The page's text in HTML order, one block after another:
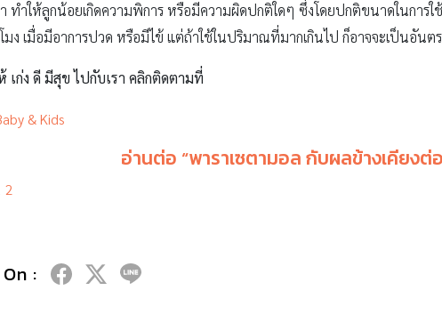
ทำให้ลูกน้อยเกิดความพิการ หรือมีความผิดปกติใดๆ ซึ่งโดยปกติขนาดในการ
มง เมื่อมีอาการปวด หรือมีไข้ แต่ถ้าใช้ในปริมาณที่มากเกินไป ก็อาจจะเป็นอันต
เก่ง ดี มีสุข ไปกับเรา คลิกติดตามที่
& Kids
อ่านต่อ “พาราเซตามอล กับผลข้างเคียง
2
: